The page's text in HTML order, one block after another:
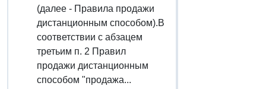
(далее - Правила продажи
дистанционным способом).В
соответствии с абзацем
третьим п. 2 Правил
продажи дистанционным
способом "продажа...